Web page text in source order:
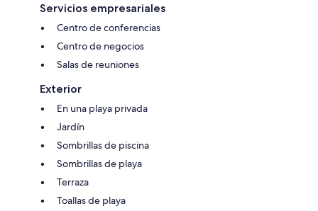
Servicios empresariales
Centro de conferencias
Centro de negocios
Salas de reuniones
Exterior
En una playa privada
Jardín
Sombrillas de piscina
Sombrillas de playa
Terraza
Toallas de playa